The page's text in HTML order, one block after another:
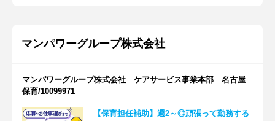
マンパワーグループ株式会社
マンパワーグループ株式会社 ケアサービス事業本部 名古屋
保育/10099971
【保育担任補助】週2～◎頑張って勤務する